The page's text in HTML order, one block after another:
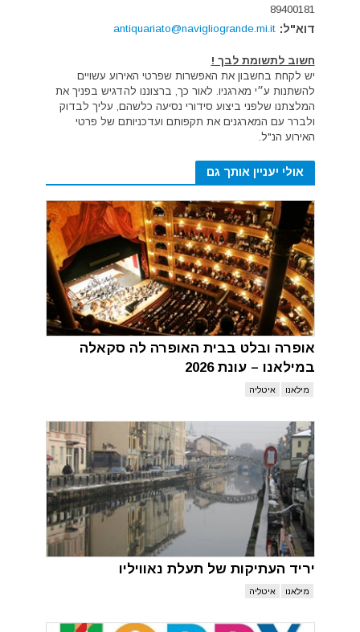
89400181
דוא"ל: antiquariato@navigliogrande.mi.it
חשוב לתשומת לבך !
יש לקחת בחשבון את האפשרות שפרטי האירוע עשויים
להשתנות ע״י מארגניו. לאור כך, ברצוננו להדגיש בפניך את
המלצתנו שלפני ביצוע סידורי נסיעה כלשהם, עליך לבדוק
ולברר עם המארגנים את תקפותם ועדכניותם של פרטי
האירוע הנ"ל.
אולי יעניין אותך גם
אופרה ובלט בבית האופרה לה סקאלה
במילאנו – עונת 2026
מילאנו איטליה
יריד העתיקות של תעלת נאוויליו
מילאנו איטליה